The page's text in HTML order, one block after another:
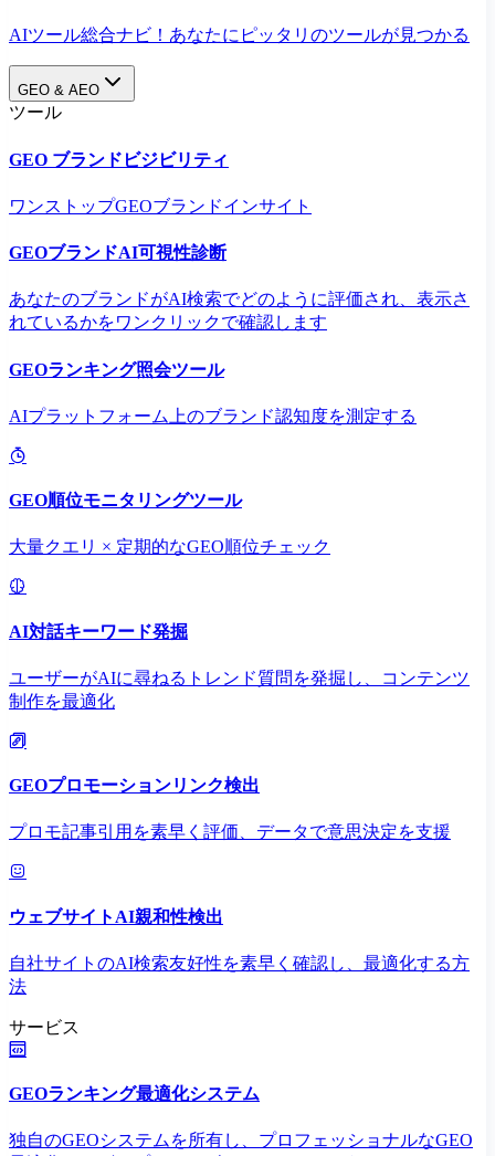
AIツール総合ナビ！あなたにピッタリのツールが見つかる
GEO & AEO
ツール
GEO ブランドビジビリティ
ワンストップGEOブランドインサイト
GEOブランドAI可視性診断
あなたのブランドがAI検索でどのように評価され、表示さ
れているかをワンクリックで確認します
GEOランキング照会ツール
AIプラットフォーム上のブランド認知度を測定する
GEO順位モニタリングツール
大量クエリ × 定期的なGEO順位チェック
AI対話キーワード発掘
ユーザーがAIに尋ねるトレンド質問を発掘し、コンテンツ
制作を最適化
GEOプロモーションリンク検出
プロモ記事引用を素早く評価、データで意思決定を支援
ウェブサイトAI親和性検出
自社サイトのAI検索友好性を素早く確認し、最適化する方
法
サービス
GEOランキング最適化システム
独自のGEOシステムを所有し、プロフェッショナルなGEO